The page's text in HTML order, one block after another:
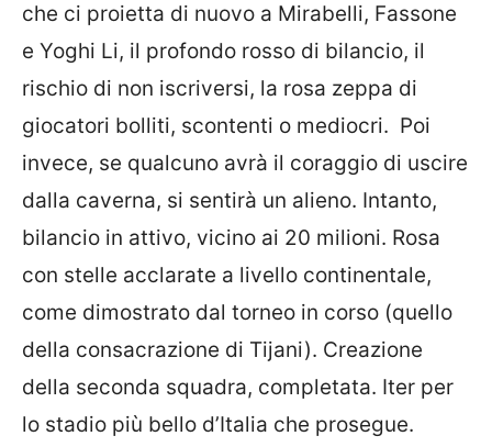
che ci proietta di nuovo a Mirabelli, Fassone
e Yoghi Li, il profondo rosso di bilancio, il
rischio di non iscriversi, la rosa zeppa di
giocatori bolliti, scontenti o mediocri. Poi
invece, se qualcuno avrà il coraggio di uscire
dalla caverna, si sentirà un alieno. Intanto,
bilancio in attivo, vicino ai 20 milioni. Rosa
con stelle acclarate a livello continentale,
come dimostrato dal torneo in corso (quello
della consacrazione di Tijani). Creazione
della seconda squadra, completata. Iter per
lo stadio più bello d’Italia che prosegue.